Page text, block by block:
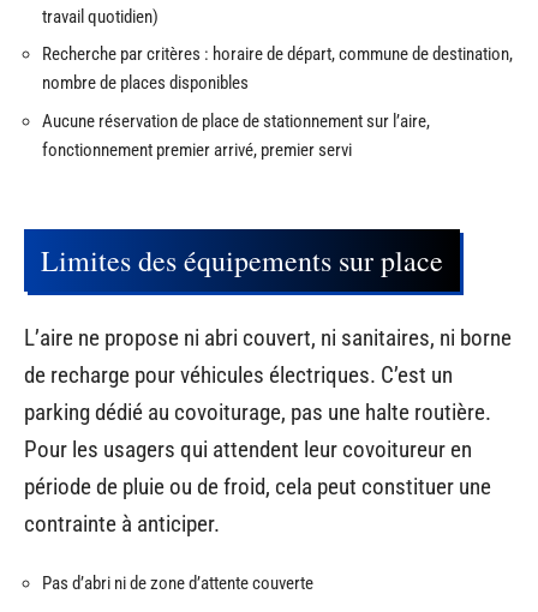
travail quotidien)
Recherche par critères : horaire de départ, commune de destination,
nombre de places disponibles
Aucune réservation de place de stationnement sur l’aire,
fonctionnement premier arrivé, premier servi
Limites des équipements sur place
L’aire ne propose ni abri couvert, ni sanitaires, ni borne
de recharge pour véhicules électriques. C’est un
parking dédié au covoiturage, pas une halte routière.
Pour les usagers qui attendent leur covoitureur en
période de pluie ou de froid, cela peut constituer une
contrainte à anticiper.
Pas d’abri ni de zone d’attente couverte